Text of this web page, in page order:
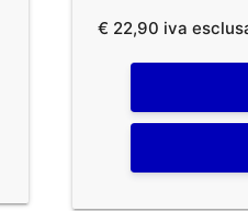
€ 22,90 iva